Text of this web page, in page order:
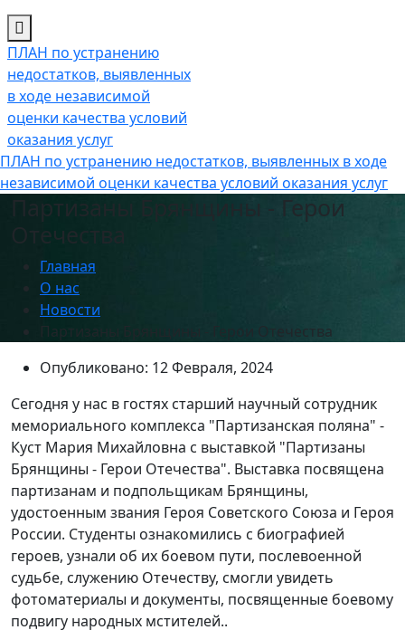
ПЛАН по устранению
недостатков, выявленных
в ходе независимой
оценки качества условий
оказания услуг
ПЛАН по устранению недостатков, выявленных в ходе
независимой оценки качества условий оказания услуг
Партизаны Брянщины - Герои
Отечества
Главная
О нас
Новости
Партизаны Брянщины - Герои Отечества
Опубликовано: 12 Февраля, 2024
Сегодня у нас в гостях старший научный сотрудник
мемориального комплекса "Партизанская поляна" -
Куст Мария Михайловна с выставкой "Партизаны
Брянщины - Герои Отечества". Выставка посвящена
партизанам и подпольщикам Брянщины,
удостоенным звания Героя Советского Союза и Героя
России. Студенты ознакомились с биографией
героев, узнали об их боевом пути, послевоенной
судьбе, служению Отечеству, смогли увидеть
фотоматериалы и документы, посвященные боевому
подвигу народных мстителей..